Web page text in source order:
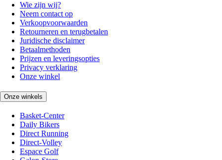
Wie zijn wij?
Neem contact op
Verkoopvoorwaarden
Retourneren en terugbetalen
Juridische disclaimer
Betaalmethoden
Prijzen en leveringsopties
Privacy verklaring
Onze winkel
Onze winkels
Basket-Center
Daily Bikers
Direct Running
Direct-Volley
Espace Golf